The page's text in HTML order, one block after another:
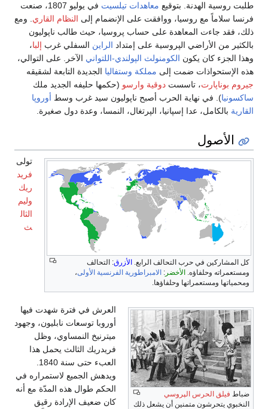
طلبت روسية الهدنة. بتوقيع معاهدات تيلسيت
في يوليو 1807، صنعت
فرنسا سلاماً مع روسيا، ووافقت على الإنضمام إلى النظام القاري . ومع
ذلك، فقد جاءت المعاهدة على حساب پروسيا، حيث طالب ناپوليون
بالكثير من الأراضي الپروسية على إمتداد الراين السفلي غرب إلبا،
وهذا الجزء كان يكون الكومنولث الپولندي-اللتواني الآخر. على التوالي،
هذه الإستحواذات ضمت إلى مملكة وستفاليا الجديدة التابعة لشقيقه
جيروم بوناپارت، تاسست دوقية وارسو (حكمها حليفه الجديد ملك
ساكسونيا). في نهاية الحرب أصبح ناپوليون سيد غرب وسط أوروپا
القارية بالكامل، عدا إسپانيا، الپرتغال، النمسا، وعدة دول صغيرة.
الأصول
كل المشاركين في حرب التحالف الرابع. الأزرق: التحالف
ومستعمراته وحلفاؤه. الأخضر : الامبراطورية الفرنسية الأولى،
ومحمياتها ومستعمراتها وحلفاؤها.
ضباط فيلق الحرس الپروسي
النخبوي يتحرشون متمنين أن يشعل ذلك
تولى
فريد
ريك
وليم
الثال
ث
العرش في فترة شهدت فيها
أوروبا توسعات نابليون، وجهود
ميترنيخ النمساوي، وظل
فريدريك الثالث يحمل هذا
ويدهش الجميع لاستمراره في
الحكم طوال هذه المدّة مع أنه
كان ضعيف الإرادة رقيق